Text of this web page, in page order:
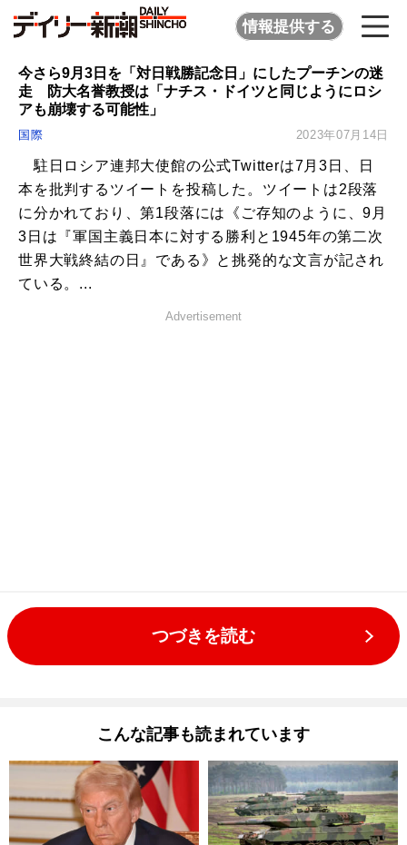
情報提供する
今さら9月3日を「対日戦勝記念日」にしたプーチンの迷
走 防大名誉教授は「ナチス・ドイツと同じようにロシ
アも崩壊する可能性」
国際 2023年07月14日
駐日ロシア連邦大使館の公式Twitterは7月3日、日
本を批判するツイートを投稿した。ツイートは2段落
に分かれており、第1段落には《ご存知のように、9月
3日は『軍国主義日本に対する勝利と1945年の第二次
世界大戦終結の日』である》と挑発的な文言が記され
ている。...
Advertisement
つづきを読む
こんな記事も読まれています